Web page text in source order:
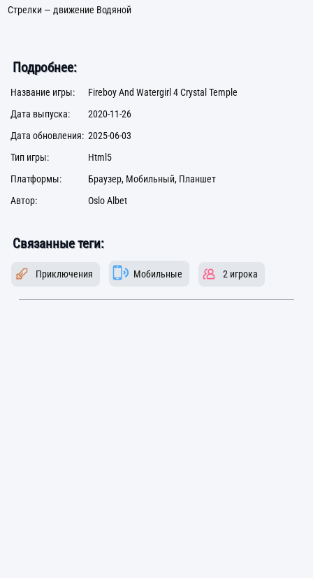
Стрелки — движение Водяной
Подробнее:
Название игры:
Fireboy And Watergirl 4 Crystal Temple
Дата выпуска:
2020-11-26
Дата обновления: 2025-06-03
Тип игры:
Html5
Платформы:
Браузер, Мобильный, Планшет
Автор:
Oslo Albet
Связанные теги:
Приключения Мобильные 2 игрока